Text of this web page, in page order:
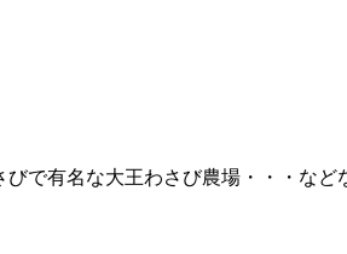
で有名な大王わさび農場・・・など